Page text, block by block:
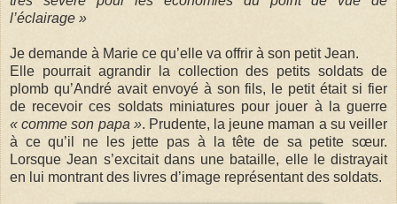
l’éclairage »
Je demande à Marie ce qu’elle va offrir à son petit Jean.
Elle pourrait agrandir la collection des petits soldats de
plomb qu’André avait envoyé à son fils, le petit était si fier
de recevoir ces soldats miniatures pour jouer à la guerre
« comme son papa ». Prudente, la jeune maman a su veiller
à ce qu’il ne les jette pas à la tête de sa petite sœur.
Lorsque Jean s’excitait dans une bataille, elle le distrayait
en lui montrant des livres d’image représentant des soldats.